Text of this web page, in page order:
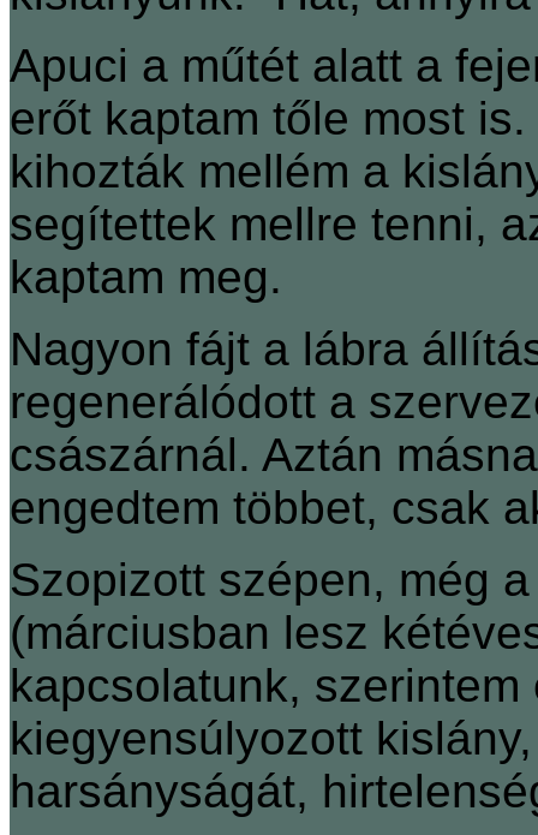
Apuci a műtét alatt a
erőt kaptam tőle most
kihozták mellém a
segítettek mellre tenni,
kaptam meg.
Nagyon fájt a lábra
regenerálódott a
császárnál. Aztán
engedtem többet, csak
Szopizott szépen, még
(márciusban lesz
kapcsolatunk,
kiegyensúlyozott
harsányságát,